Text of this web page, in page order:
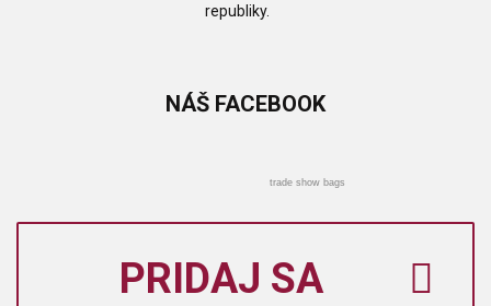
republiky.
NÁŠ FACEBOOK
trade show bags
PRIDAJ SA